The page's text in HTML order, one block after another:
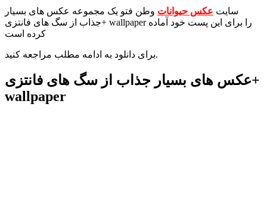
سایت عکس حیوانات وطن فتو یک مجموعه عکس های بسیار
جذاب از سگ های فانتزی+ wallpaper را برای این پست خود آماده
کرده است
برای دانلود به ادامه مطلب مراجعه کنید.
عکس های بسیار جذاب از سگ های فانتزی+
wallpaper